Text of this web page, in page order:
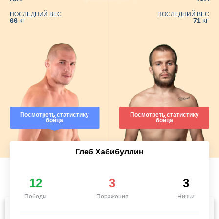
ПОСЛЕДНИЙ ВЕС
66 КГ
Посмотреть статистику
бойца
ПОСЛЕДНИЙ ВЕС
71 КГ
Посмотреть статистику
бойца
Глеб Хабибуллин
12
Победы
3
Поражения
3
Ничьи